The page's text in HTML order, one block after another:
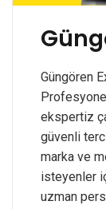
Güngören
ekspertiz
güvenli
marka ve
isteyenler
uzman